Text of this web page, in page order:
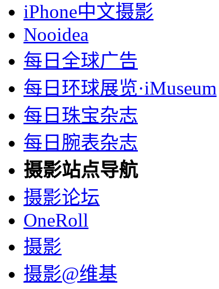
iPhone中文摄影
Nooidea
每日全球广告
每日环球展览·iMuseum
每日珠宝杂志
每日腕表杂志
摄影站点导航
摄影论坛
OneRoll
摄影
摄影@维基